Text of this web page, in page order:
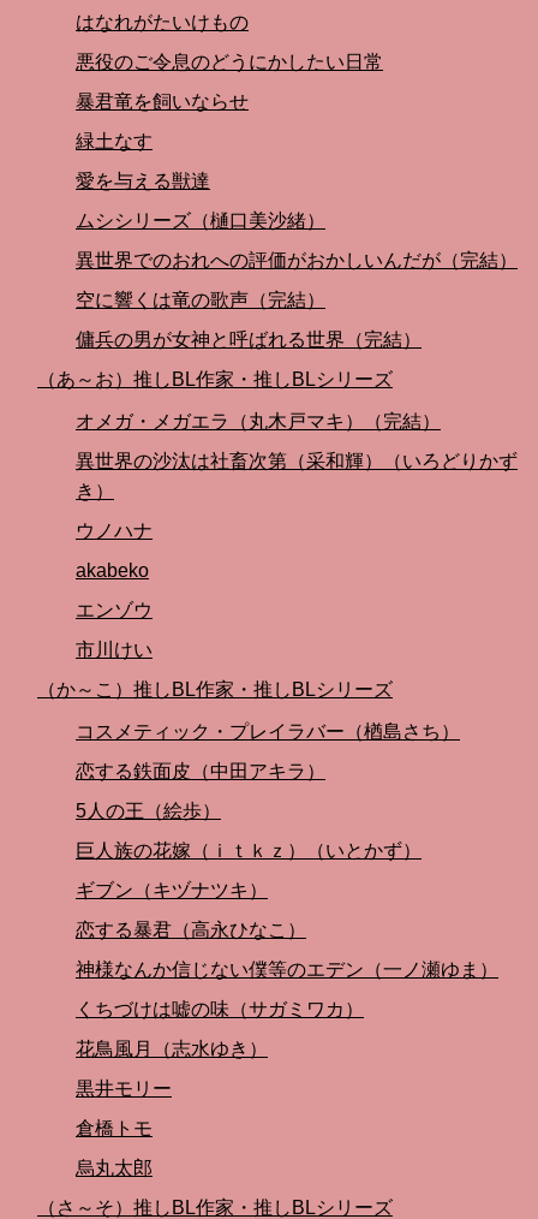
はなれがたいけもの
悪役のご令息のどうにかしたい日常
暴君竜を飼いならせ
緑土なす
愛を与える獣達
ムシシリーズ（樋口美沙緒）
異世界でのおれへの評価がおかしいんだが（完結）
空に響くは竜の歌声（完結）
傭兵の男が女神と呼ばれる世界（完結）
（あ～お）推しBL作家・推しBLシリーズ
オメガ・メガエラ（丸木戸マキ）（完結）
異世界の沙汰は社畜次第（采和輝）（いろどりかず
き）
ウノハナ
akabeko
エンゾウ
市川けい
（か～こ）推しBL作家・推しBLシリーズ
コスメティック・プレイラバー（楢島さち）
恋する鉄面皮（中田アキラ）
5人の王（絵歩）
巨人族の花嫁（ｉｔｋｚ）（いとかず）
ギブン（キヅナツキ）
恋する暴君（高永ひなこ）
神様なんか信じない僕等のエデン（一ノ瀬ゆま）
くちづけは嘘の味（サガミワカ）
花鳥風月（志水ゆき）
黒井モリー
倉橋トモ
烏丸太郎
（さ～そ）推しBL作家・推しBLシリーズ